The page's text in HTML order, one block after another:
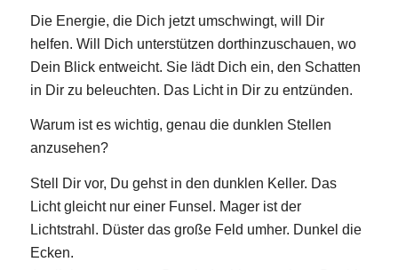
Die Energie, die Dich jetzt umschwingt, will Dir
helfen. Will Dich unterstützen dorthinzuschauen, wo
Dein Blick entweicht. Sie lädt Dich ein, den Schatten
in Dir zu beleuchten. Das Licht in Dir zu entzünden.
Warum ist es wichtig, genau die dunklen Stellen
anzusehen?
Stell Dir vor, Du gehst in den dunklen Keller. Das
Licht gleicht nur einer Funsel. Mager ist der
Lichtstrahl. Düster das große Feld umher. Dunkel die
Ecken.